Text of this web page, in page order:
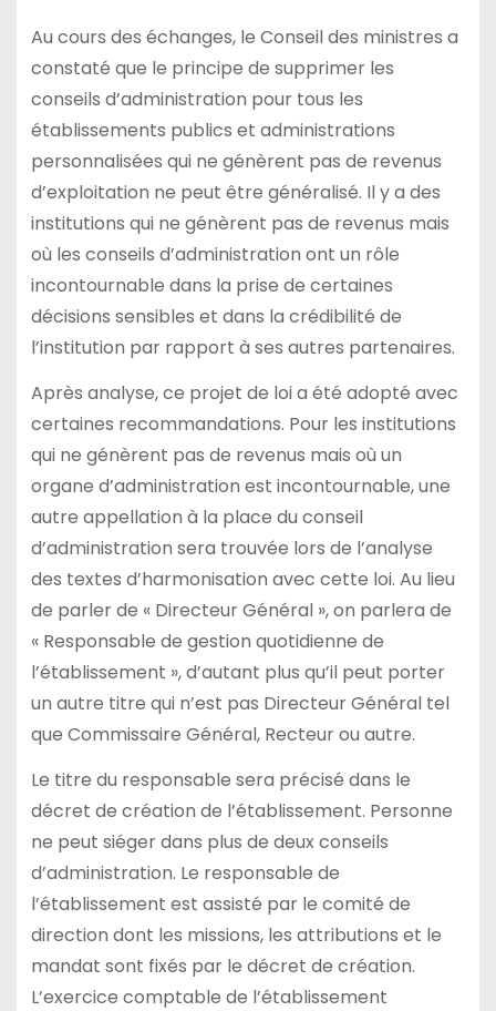
Au cours des échanges, le Conseil des ministres a
constaté que le principe de supprimer les
conseils d’administration pour tous les
établissements publics et administrations
personnalisées qui ne génèrent pas de revenus
d’exploitation ne peut être généralisé. Il y a des
institutions qui ne génèrent pas de revenus mais
où les conseils d’administration ont un rôle
incontournable dans la prise de certaines
décisions sensibles et dans la crédibilité de
l’institution par rapport à ses autres partenaires.
Après analyse, ce projet de loi a été adopté avec
certaines recommandations. Pour les institutions
qui ne génèrent pas de revenus mais où un
organe d’administration est incontournable, une
autre appellation à la place du conseil
d’administration sera trouvée lors de l’analyse
des textes d’harmonisation avec cette loi. Au lieu
de parler de « Directeur Général », on parlera de
« Responsable de gestion quotidienne de
l’établissement », d’autant plus qu’il peut porter
un autre titre qui n’est pas Directeur Général tel
que Commissaire Général, Recteur ou autre.
Le titre du responsable sera précisé dans le
décret de création de l’établissement. Personne
ne peut siéger dans plus de deux conseils
d’administration. Le responsable de
l’établissement est assisté par le comité de
direction dont les missions, les attributions et le
mandat sont fixés par le décret de création.
L’exercice comptable de l’établissement